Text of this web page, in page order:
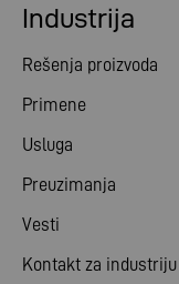
Industrija
Rešenja proizvoda
Primene
Usluga
Preuzimanja
Vesti
Kontakt za industriju